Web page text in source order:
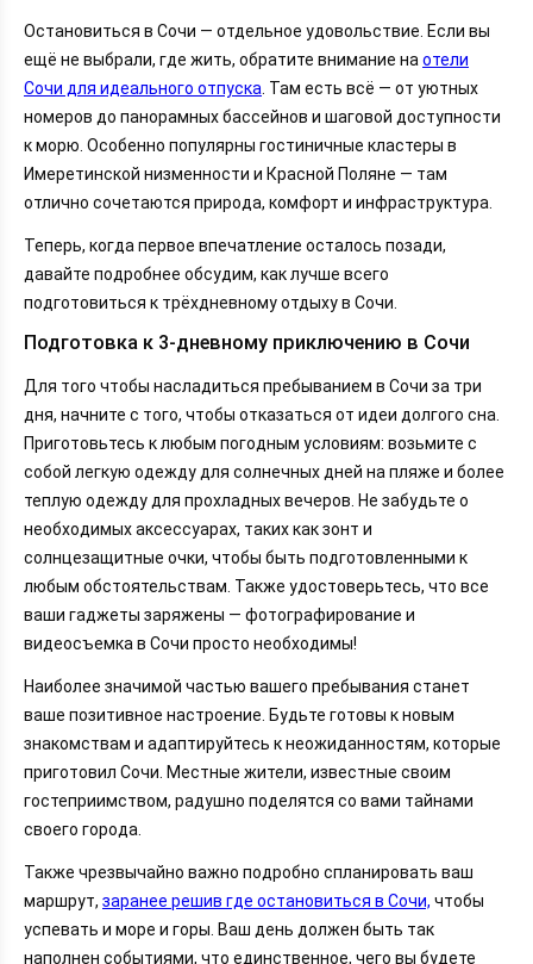
Остановиться в Сочи — отдельное удовольствие. Если вы
ещё не выбрали, где жить, обратите внимание наотели
Сочи для идеального отпуска. Там есть всё — от уютных
номеров до панорамных бассейнов и шаговой доступности
к морю. Особенно популярны гостиничные кластеры в
Имеретинской низменности и Красной Поляне — там
отлично сочетаются природа, комфорт и инфраструктура.
Теперь, когда первое впечатление осталось позади,
давайте подробнее обсудим, как лучше всего
подготовиться к трёхдневному отдыху в Сочи.
Подготовка к 3-дневному приключению в Сочи
Для того чтобы насладиться пребыванием в Сочи за три
дня, начните с того, чтобы отказаться от идеи долгого сна.
Приготовьтесь к любым погодным условиям: возьмите с
собой легкую одежду для солнечных дней на пляже и более
теплую одежду для прохладных вечеров. Не забудьте о
необходимых аксессуарах, таких как зонт и
солнцезащитные очки, чтобы быть подготовленными к
любым обстоятельствам. Также удостоверьтесь, что все
ваши гаджеты заряжены — фотографирование и
видеосъемка в Сочи просто необходимы!
Наиболее значимой частью вашего пребывания станет
ваше позитивное настроение. Будьте готовы к новым
знакомствам и адаптируйтесь к неожиданностям, которые
приготовил Сочи. Местные жители, известные своим
гостеприимством, радушно поделятся со вами тайнами
своего города.
Также чрезвычайно важно подробно спланировать ваш
маршрут, заранее решив где остановиться в Сочи, чтобы
успевать и море и горы. Ваш день должен быть так
наполнен событиями, что единственное, чего вы будете